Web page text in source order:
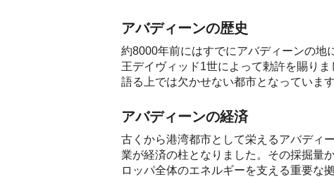
アバディーンの歴史
約8000年前にはすでにアバディーンの地
王デイヴィッド1世によって勅許を賜り
語る上では欠かせない都市となっています
アバディーンの経済
古くから港湾都市として栄えるアバディ
業が経済の柱となりました。その採掘量
ロッパ全体のエネルギーを支える重要な